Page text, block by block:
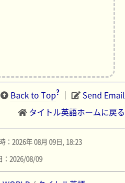
Back to Top? ｜
Send Email
タイトル英語ホームに戻る
：2026年 08月 09日, 18:23
：2026/08/09